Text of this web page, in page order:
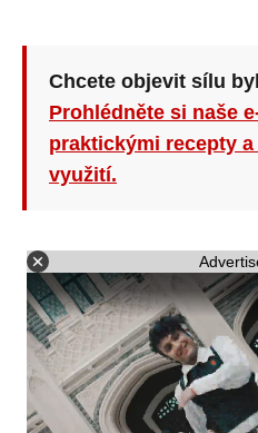
Chcete objevit sílu
Prohlédněte si naše
praktickými recepty
využití.